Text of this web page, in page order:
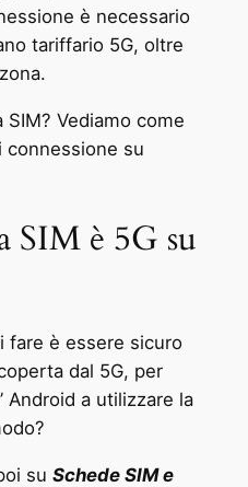
è necessario
tariffario 5G, oltre
Vediamo come
connessione su
SIM è 5G su
fare è essere sicuro
dal 5G, per
Android a utilizzare la
su Schede SIM e